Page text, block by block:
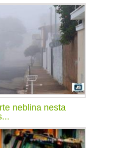
neblina nesta